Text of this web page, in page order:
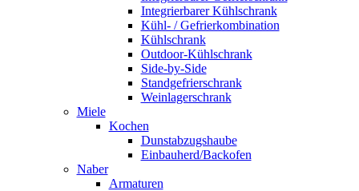
Integrierbarer Kühlschrank
Kühl- / Gefrierkombination
Kühlschrank
Outdoor-Kühlschrank
Side-by-Side
Standgefrierschrank
Weinlagerschrank
Miele
Kochen
Dunstabzugshaube
Einbauherd/Backofen
Naber
Armaturen